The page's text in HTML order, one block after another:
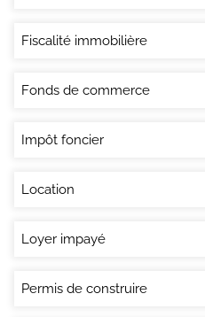
Fiscalité immobilière
Fonds de commerce
Impôt foncier
Location
Loyer impayé
Permis de construire